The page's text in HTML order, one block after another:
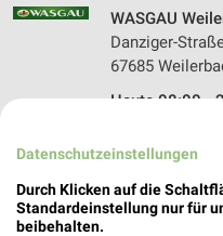
WASGAU
Danziger-
67685
Heute 08:00 -
526,24 km •
EDEKA Haag
Datenschutzeinstellungen
Durch Klicken auf die
Standardeinstellung nur für
beibehalten.